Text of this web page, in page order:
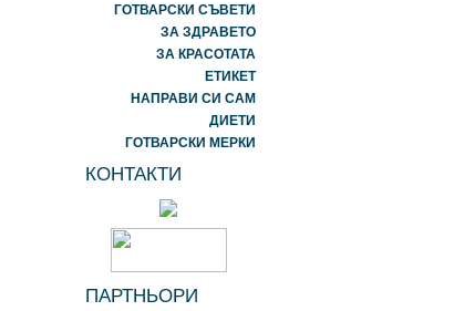
ГОТВАРСКИ СЪВЕТИ
ЗА ЗДРАВЕТО
ЗА КРАСОТАТА
ЕТИКЕТ
НАПРАВИ СИ САМ
ДИЕТИ
ГОТВАРСКИ МЕРКИ
КОНТАКТИ
ПАРТНЬОРИ